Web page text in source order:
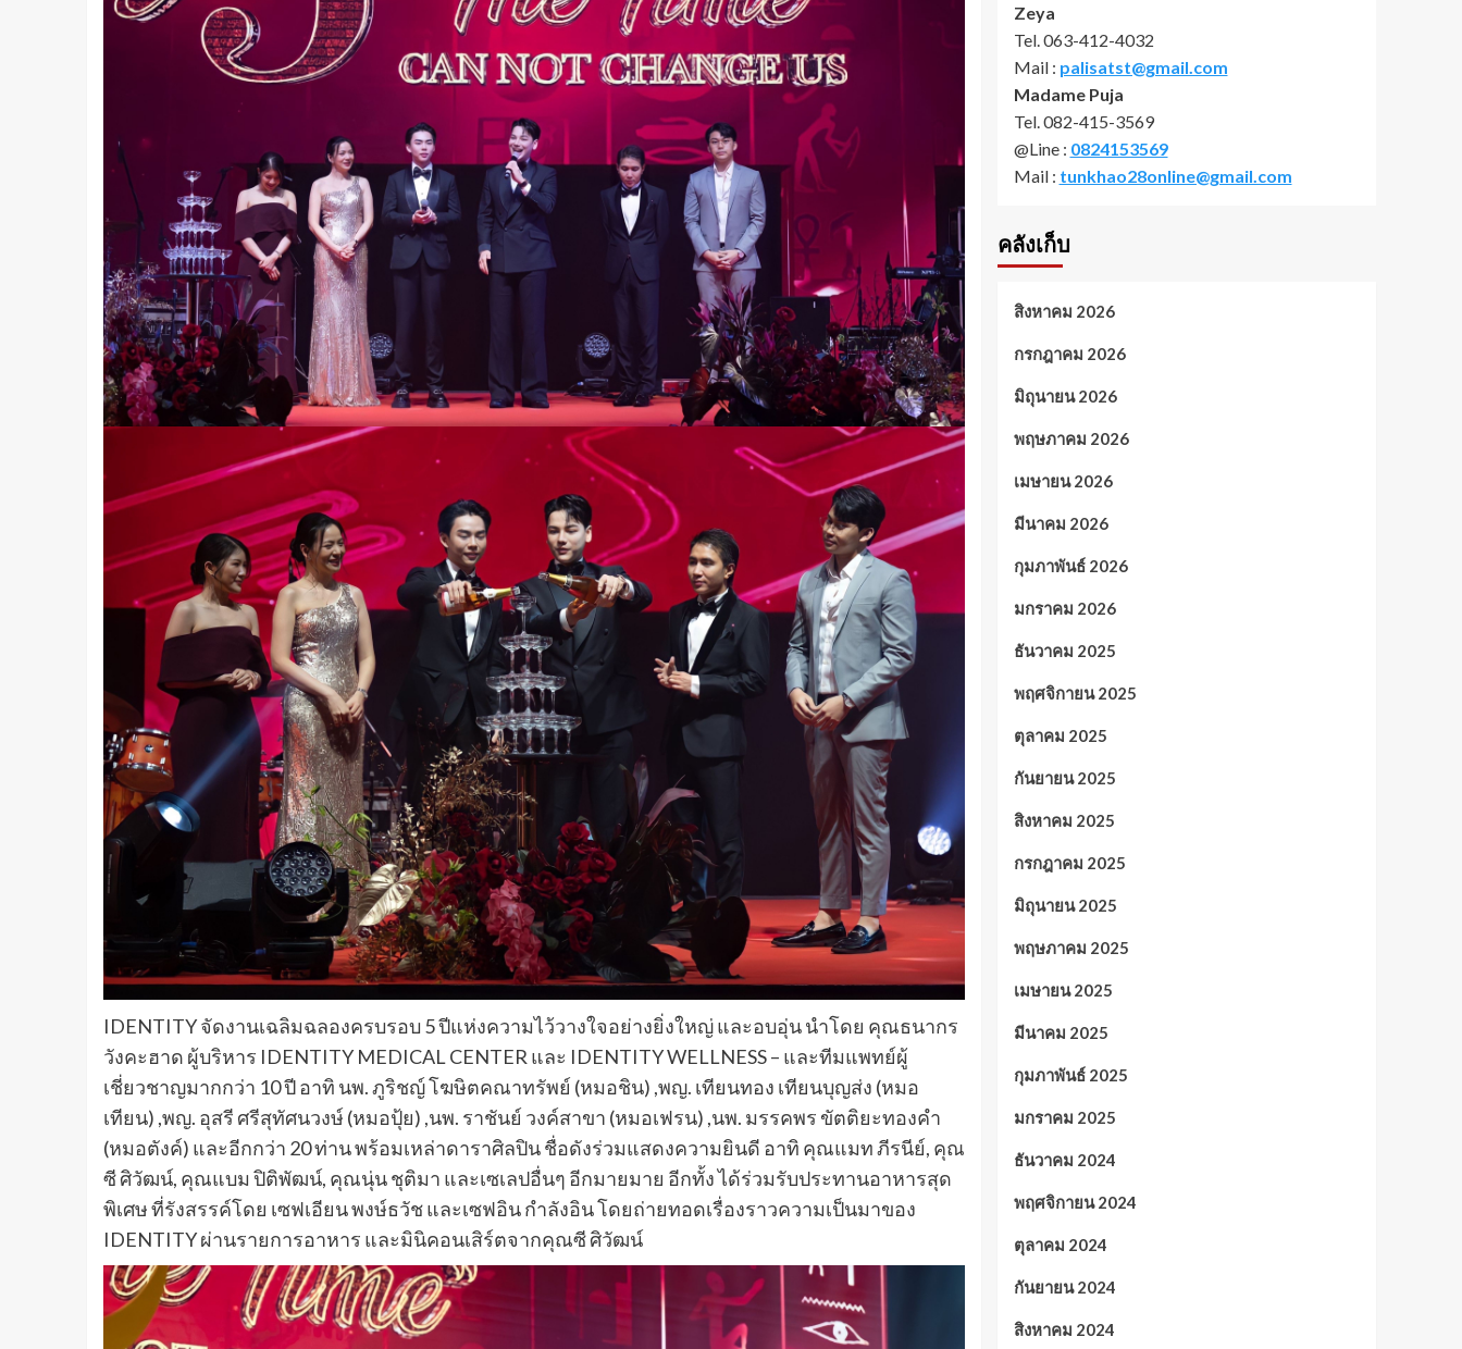
IDENTITY จัดงานเฉลิมฉลองครบรอบ 5 ปีแห่งความไว้วางใจอย่างยิ่งใหญ่ และอบอุ่น นำโดย คุณธนากร
วังคะฮาด ผู้บริหาร IDENTITY MEDICAL CENTER และ IDENTITY WELLNESS – และทีมแพทย์ผู้
เชี่ยวชาญมากกว่า 10 ปี อาทิ นพ. ภูริชญ์ โฆษิตคณาทรัพย์ (หมอชิน) ,พญ. เทียนทอง เทียนบุญส่ง (หมอ
เทียน) ,พญ. อุสรี ศรีสุทัศนวงษ์ (หมอปุ้ย) ,นพ. ราชันย์ วงค์สาขา (หมอเฟรน) ,นพ. มรรคพร ขัตติยะทองคำ
(หมอตังค์) และอีกกว่า 20 ท่าน​ พร้อมเหล่าดาราศิลปิน ชื่อดังร่วมแสดงความยินดี อาทิ คุณแมท ภีรนีย์, คุณ
ซี ศิวัฒน์, คุณแบม ปิติพัฒน์, คุณนุ่น ชุติมา และเซเลปอื่นๆ อีกมายมาย อีกทั้ง ได้ร่วมรับประทานอาหารสุด
พิเศษ ที่รังสรรค์โดย เซฟเอียน พงษ์ธวัช และเซฟอิน กำลังอิน โดยถ่ายทอดเรื่องราวความเป็นมาของ
IDENTITY ผ่านรายการอาหาร และมินิคอนเสิร์ตจากคุณซี ศิวัฒน์
Zeya
Tel. 063-412-4032
Mail : palisatst@gmail.com
Madame Puja
Tel. 082-415-3569
@Line : 0824153569
Mail : tunkhao28online@gmail.com
คลังเก็บ
สิงหาคม 2026
กรกฎาคม 2026
มิถุนายน 2026
พฤษภาคม 2026
เมษายน 2026
มีนาคม 2026
กุมภาพันธ์ 2026
มกราคม 2026
ธันวาคม 2025
พฤศจิกายน 2025
ตุลาคม 2025
กันยายน 2025
สิงหาคม 2025
กรกฎาคม 2025
มิถุนายน 2025
พฤษภาคม 2025
เมษายน 2025
มีนาคม 2025
กุมภาพันธ์ 2025
มกราคม 2025
ธันวาคม 2024
พฤศจิกายน 2024
ตุลาคม 2024
กันยายน 2024
สิงหาคม 2024